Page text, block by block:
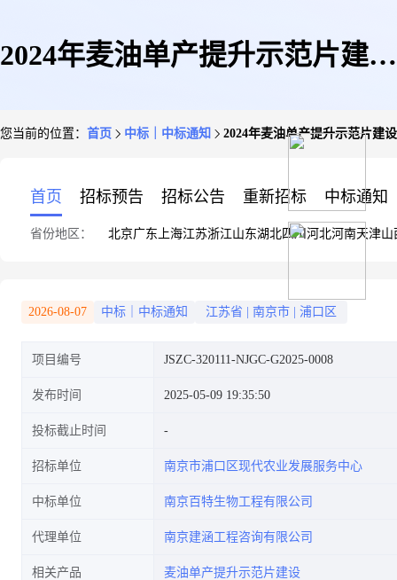
2024年麦油单产提升示范片建设
您当前的位置： 首页 中标｜中标通知 2024年麦油单产提升示范片建
首页 招标预告 招标公告 重新招标 中标通知
省份地区： 北京广东 上海江苏浙江山东湖北四川 河北河南天津山
2026-08-07 中标｜中标通知 江苏省 南京市 浦口区
项目编号 JSZC-320111-NJGC-G2025-0008
发布时间 2025-05-09 19:35:50
投标截止时间
招标单位 南京市浦口区现代农业发展服务中心
中标单位 南京百特生物工程有限公司
代理单位 南京建涵工程咨询有限公司
相关产品 麦油单产提升示范片建设